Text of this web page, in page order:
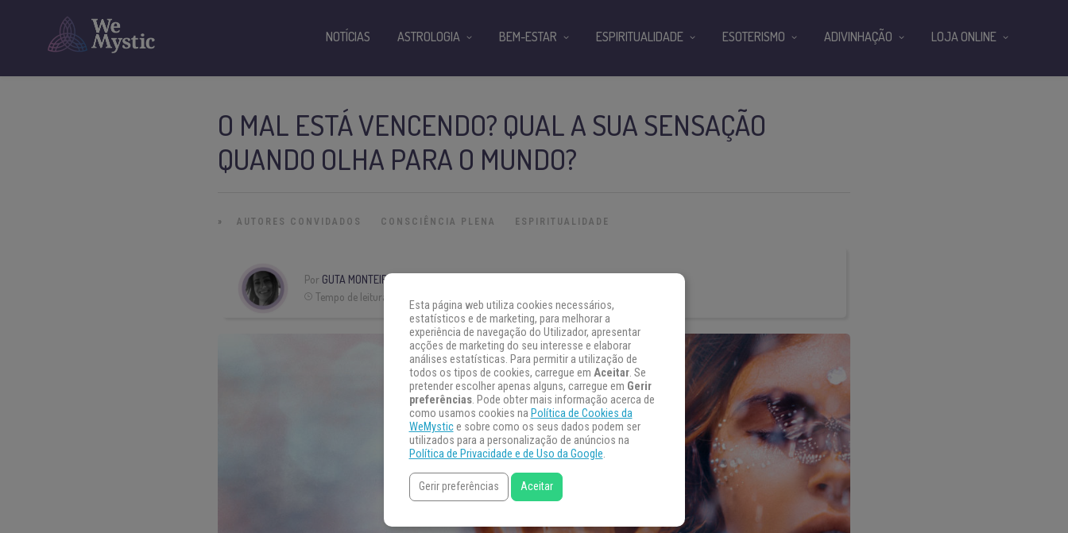
O MAL ESTÁ VENCENDO? QUAL A SUA SENSAÇÃO
QUANDO OLHA PARA O MUNDO?
» AUTORES CONVIDADOS CONSCIÊNCIA PLENA ESPIRITUALIDADE
Por GUTA MONTEIRO
Tempo de leitura:
NOTÍCIAS ASTROLOGIA BEM-ESTAR ESPIRITUALIDADE ESOTERISMO ADIVINHAÇÃO LOJA ONLINE
Esta página web utiliza cookies necessários,
estatísticos e de marketing, para melhorar a
experiência de navegação do Utilizador, apresentar
acções de marketing do seu interesse e elaborar
análises estatísticas. Para permitir a utilização de
todos os tipos de cookies, carregue em Aceitar. Se
pretender escolher apenas alguns, carregue em Gerir
preferências. Pode obter mais informação acerca de
como usamos cookies na Política de Cookies da
WeMystice sobre como os seus dados podem ser
utilizados para a personalização de anúncios na
Política de Privacidade e de Uso da Google.
Gerir preferências Aceitar